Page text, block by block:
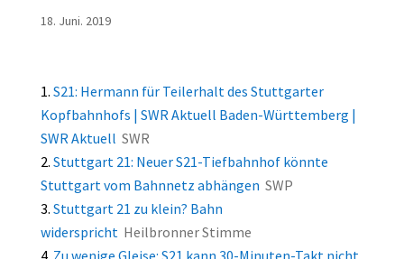
18. Juni. 2019
S21: Hermann für Teilerhalt des Stuttgarter
Kopfbahnhofs | SWR Aktuell Baden-Württemberg |
SWR Aktuell SWR
Stuttgart 21: Neuer S21-Tiefbahnhof könnte
Stuttgart vom Bahnnetz abhängen SWP
Stuttgart 21 zu klein? Bahn
widerspricht Heilbronner Stimme